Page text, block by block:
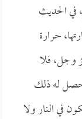
في الحديث
حرارة
وجل، فلا
حصل له ذلك
في النار ولا